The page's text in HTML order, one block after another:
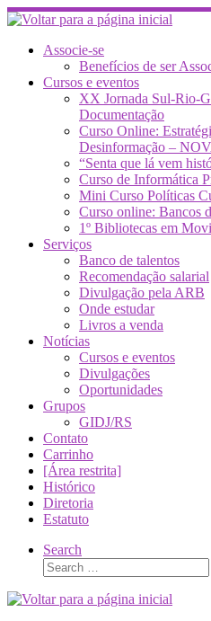
Skip
to
contentAssocie-se
Benefícios de ser
Cursos e eventos
XX Jornada Sul-Rio-
Documentação
Curso Online:
Desinformação –
“Senta que lá vem
Curso de Informática
Mini Curso Políticas
Curso online: Bancos
1º Bibliotecas em
Serviços
Banco de talentos
Recomendação salarial
Divulgação pela ARB
Onde estudar
Livros a venda
Notícias
Cursos e eventos
Divulgações
Oportunidades
Grupos
GIDJ/RS
Contato
Carrinho
[Área restrita]
Histórico
Diretoria
Estatuto
Search
Search